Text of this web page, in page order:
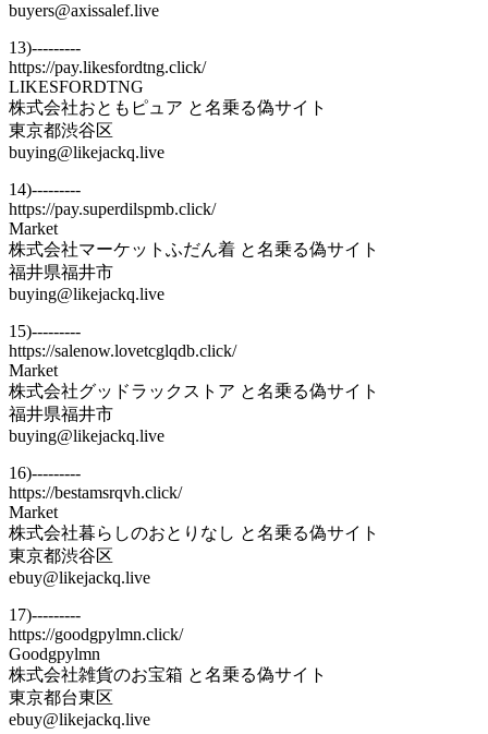
buyers@axissalef.live
13)---------
https://pay.likesfordtng.click/
LIKESFORDTNG
株式会社おともピュア と名乗る偽サイト
東京都渋谷区
buying@likejackq.live
14)---------
https://pay.superdilspmb.click/
Market
株式会社マーケットふだん着 と名乗る偽サイト
福井県福井市
buying@likejackq.live
15)---------
https://salenow.lovetcglqdb.click/
Market
株式会社グッドラックストア と名乗る偽サイト
福井県福井市
buying@likejackq.live
16)---------
https://bestamsrqvh.click/
Market
株式会社暮らしのおとりなし と名乗る偽サイト
東京都渋谷区
ebuy@likejackq.live
17)---------
https://goodgpylmn.click/
Goodgpylmn
株式会社雑貨のお宝箱 と名乗る偽サイト
東京都台東区
ebuy@likejackq.live